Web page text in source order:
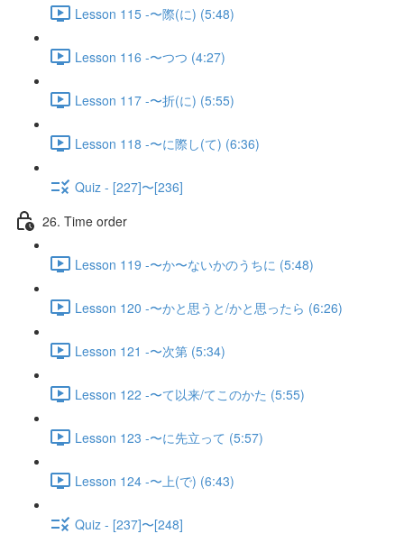
Lesson 115 -〜際(に) (5:48)
Lesson 116 -〜つつ (4:27)
Lesson 117 -〜折(に) (5:55)
Lesson 118 -〜に際し(て) (6:36)
Quiz - [227]〜[236]
26. Time order
Lesson 119 -〜か〜ないかのうちに (5:48)
Lesson 120 -〜かと思うと/かと思ったら (6:26)
Lesson 121 -〜次第 (5:34)
Lesson 122 -〜て以来/てこのかた (5:55)
Lesson 123 -〜に先立って (5:57)
Lesson 124 -〜上(で) (6:43)
Quiz - [237]〜[248]